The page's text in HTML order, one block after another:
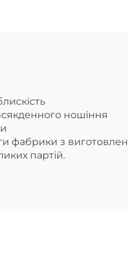
ношіння
фабрики з
партій.